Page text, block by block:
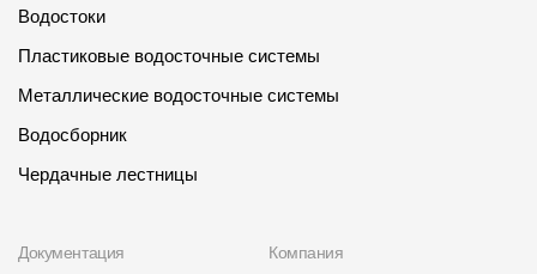
Чувашская Республика
Где купить?
Контакты
Водостоки
Пластиковые водосточные системы
Металлические водосточные системы
Водосборник
Чердачные лестницы
Документация Компания